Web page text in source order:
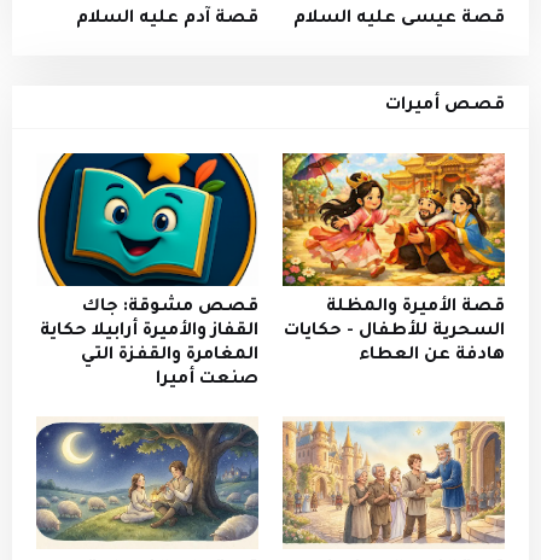
قصة عيسى عليه السلام قصة آدم عليه السلام
قصص أميرات
قصة الأميرة والمظلة
السحرية للأطفال - حكايات
هادفة عن العطاء
قصص مشوقة: جاك
القفاز والأميرة أرابيلا حكاية
المغامرة والقفزة التي
صنعت أميرا